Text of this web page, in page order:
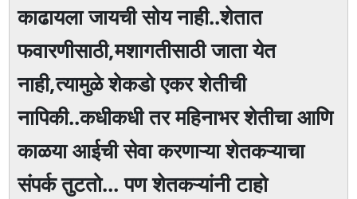
काढायला जायची सोय नाही..शेतात
फवारणीसाठी,मशागतीसाठी जाता येत
नाही,त्यामुळे शेकडो एकर शेतीची
नापिकी..कधीकधी तर महिनाभर शेतीचा आणि
काळया आईची सेवा करणाऱ्या शेतकऱ्याचा
संपर्क तुटतो... पण शेतकऱ्यांनी टाहो